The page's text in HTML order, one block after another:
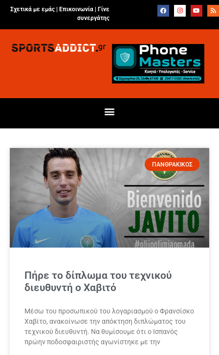
Σχετικά με εμάς | Επικοινωνία
Γίνε
συνεργάτης
ΠΑΝΘΡΑΚΙΚΟΣ
Πήρε το δίπλωμα του τεχνικού
διευθυντή ο Χαβιτό
Μέσω του προσωπικού του λογαριασμού ο Φρανσίσκο
Χαβίτο, ανακοίνωσε την απόκτηση διπλώματος του
τεχνικού διευθυντή. Να θυμίσουμε ότι ο Ισπανός
πρώην ποδοσφαιριστής αγωνίστηκε με την